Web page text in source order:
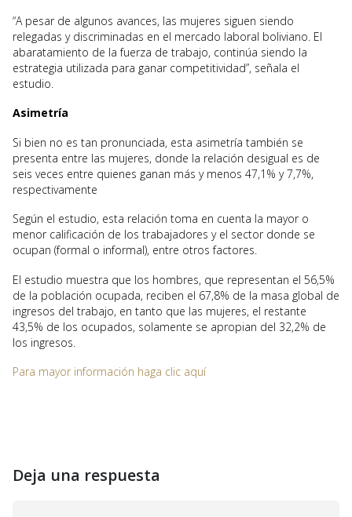
“A pesar de algunos avances, las mujeres siguen siendo
relegadas y discriminadas en el mercado laboral boliviano. El
abaratamiento de la fuerza de trabajo, continúa siendo la
estrategia utilizada para ganar competitividad”, señala el
estudio.
Asimetría
Si bien no es tan pronunciada, esta asimetría también se
presenta entre las mujeres, donde la relación desigual es de
seis veces entre quienes ganan más y menos 47,1% y 7,7%,
respectivamente
Según el estudio, esta relación toma en cuenta la mayor o
menor calificación de los trabajadores y el sector donde se
ocupan (formal o informal), entre otros factores.
El estudio muestra que los hombres, que representan el 56,5%
de la población ocupada, reciben el 67,8% de la masa global de
ingresos del trabajo, en tanto que las mujeres, el restante
43,5% de los ocupados, solamente se apropian del 32,2% de
los ingresos.
Para mayor información haga clic aquí
Deja una respuesta